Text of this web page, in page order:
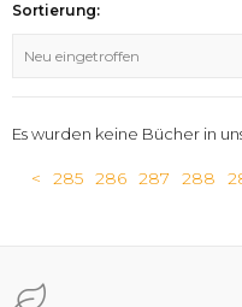
Sortierung:
Neu eingetroffen
Es wurden keine Bücher in
< 285 286 287 288